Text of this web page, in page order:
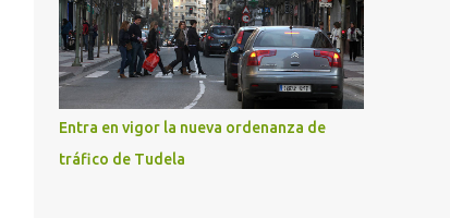
Entra en vigor la nueva ordenanza de
tráfico de Tudela